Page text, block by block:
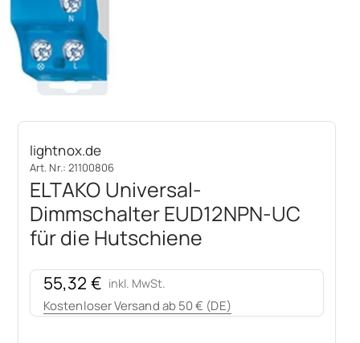
lightnox.de
Art. Nr.: 21100806
ELTAKO Universal-
Dimmschalter EUD12NPN-UC
für die Hutschiene
Angebot
55,32 € inkl. MwSt.
Kostenloser Versand ab 50 € (DE)